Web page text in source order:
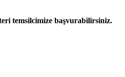
temsilcimize başvurabilirsiniz.